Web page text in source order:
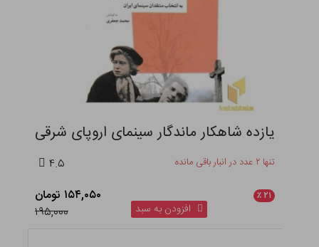
یازده شاهکار ماندگار سینمای اروپای شرقی
تنها ۲ عدد در انبار باقی مانده ۴.۵
۲۱ ٪
۱۵۴,۰۵۰ تومان
۱۹۵,۰۰۰
افزودن به سبد